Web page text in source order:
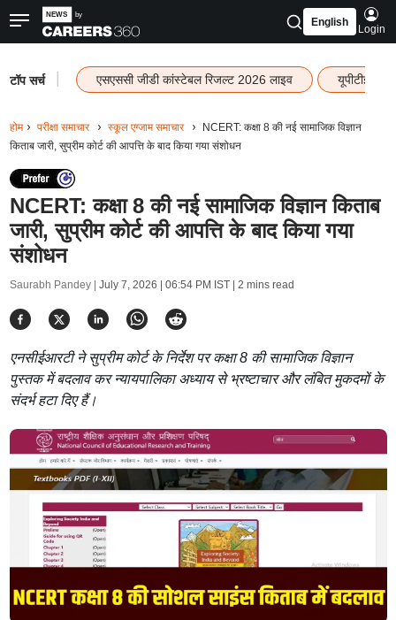
English
Login
टॉप सर्च एसएससी जीडी कांस्टेबल रिजल्ट 2026 लाइव यूपीटीईटी
होम परीक्षा समाचार स्कूल एग्जाम समाचार
NCERT: कक्षा 8 की नई सामाजिक विज्ञान
किताब जारी, सुप्रीम कोर्ट की आपत्ति के बाद किया गया संशोधन
NCERT: कक्षा 8 की नई सामाजिक विज्ञान किताब
जारी, सुप्रीम कोर्ट की आपत्ति के बाद किया गया
संशोधन
Saurabh Pandey | July 7, 2026 | 06:54 PM IST| 2 mins read
एनसीईआरटी ने सुप्रीम कोर्ट के निर्देश पर कक्षा 8 की सामाजिक विज्ञान
पुस्तक में बदलाव कर न्यायपालिका अध्याय से भ्रष्टाचार और लंबित मुकदमों के
संदर्भ हटा दिए हैं।